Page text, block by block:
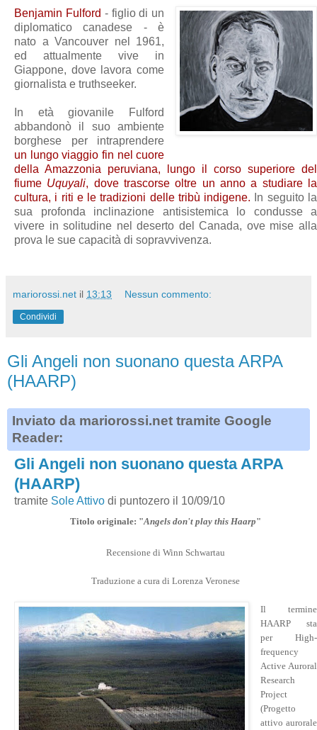
Benjamin Fulford - figlio di un
diplomatico canadese - è
nato a Vancouver nel 1961,
ed attualmente vive in
Giappone, dove lavora come
giornalista e truthseeker.
In età giovanile Fulford
abbandonò il suo ambiente
borghese per intraprendere
un lungo viaggio fin nel cuore
della Amazzonia peruviana, lungo il corso superiore del
fiume Uquyali, dove trascorse oltre un anno a studiare la
cultura, i riti e le tradizioni delle tribù indigene.
In seguito la
sua profonda inclinazione antisistemica lo condusse a
vivere in solitudine nel deserto del Canada, ove mise alla
prova le sue capacità di sopravvivenza.
mariorossi.net il 13:13 Nessun commento:
Condividi
Gli Angeli non suonano questa ARPA
(HAARP)
Inviato da mariorossi.net tramite Google
Reader:
Gli Angeli non suonano questa ARPA
(HAARP)
tramite Sole Attivo di puntozero il 10/09/10
Titolo originale: "Angels don't play this Haarp"
Recensione di Winn Schwartau
Traduzione a cura di Lorenza Veronese
Il termine
HAARP sta
per High-
frequency
Active Auroral
Research
Project
(Progetto
attivo aurorale